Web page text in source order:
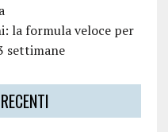
la formula veloce per
settimane